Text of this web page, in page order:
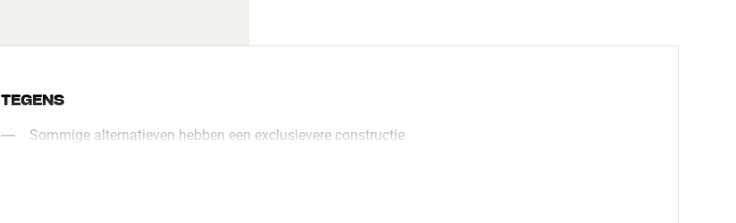
TEGENS
Sommige alternatieven hebben een exclusievere constructie